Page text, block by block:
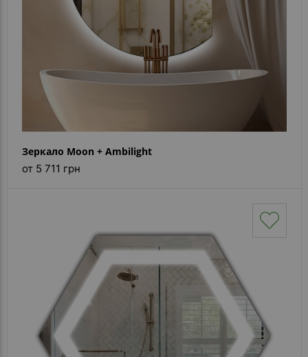
Зеркало Moon + Ambilight
от 5 711 грн